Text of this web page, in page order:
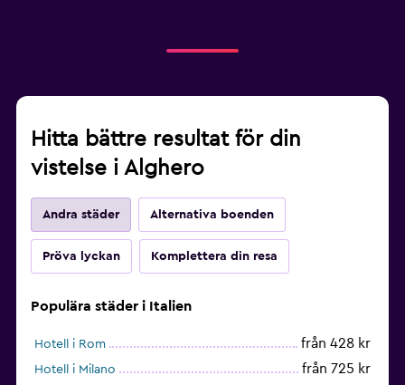
Hitta bättre resultat för din
vistelse i Alghero
Andra städer Alternativa boenden
Pröva lyckan Komplettera din resa
Populära städer i Italien
Hotell i Rom från 428 kr
Hotell i Milano från 725 kr